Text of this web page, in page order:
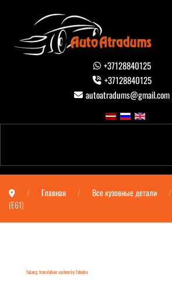
+37128840125
+37128840125
autoatradums@gmail.com
Главная Все кузовные детали
(E61)
FaLang translation system by Faboba